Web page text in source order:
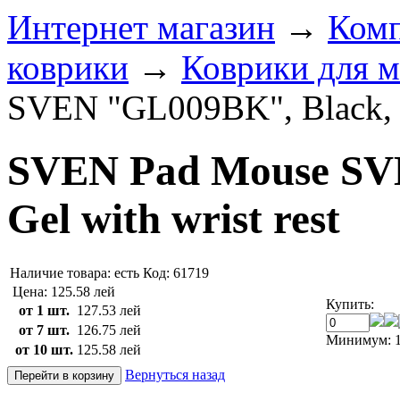
Интернет магазин →
коврики → Коврики для
SVEN "GL009BK",
SVEN Pad Mouse
Gel with wrist rest
Наличие товара: есть Код: 61719
Цена: 125.58 лей
от 1 шт. 127.53 лей
от 7 шт. 126.75 лей
от 10 шт. 125.58 лей
Купить:
Минимум:
Вернуться назад